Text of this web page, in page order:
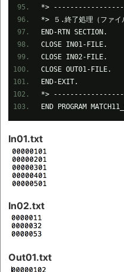
*>
*> ５.終了処理（ファイ
END-RTN SECTION.
CLOSE IN01-FILE.
CLOSE IN02-FILE.
CLOSE OUT01-FILE.
END-EXIT.
*>
END PROGRAM
In01.txt
In02.txt
Out01.txt